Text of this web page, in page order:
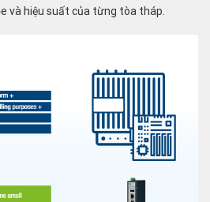
và hiệu suất của từng tòa tháp.